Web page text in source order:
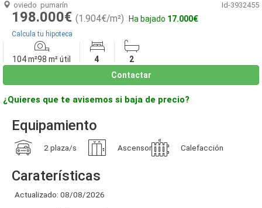
oviedo pumarín Id-3932455
198.000€ (1.904€/m²) Ha bajado 17.000€
Calcula tu hipoteca
104 m²98 m² útil 4
2
Contactar
¿Quieres que te avisemos si baja de precio?
Equipamiento
2 plaza/s Ascensor Calefacción
Caraterísticas
Actualizado: 08/08/2026